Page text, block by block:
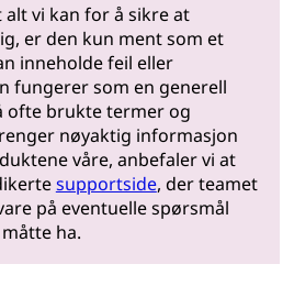
vi kan for å sikre at
er den kun ment som et
inneholde feil eller
fungerer som en generell
ofte brukte termer og
nøyaktig informasjon
våre, anbefaler vi at
supportside, der teamet
på eventuelle spørsmål
ha.